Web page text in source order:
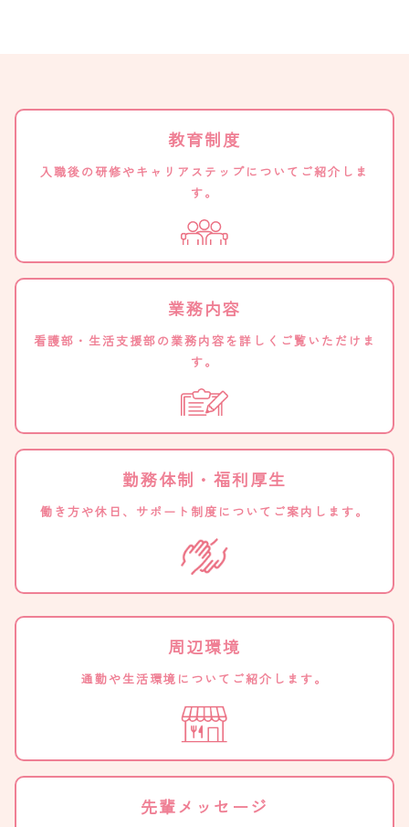
教育制度
入職後の研修やキャリアステップについてご紹介しま
す。
業務内容
看護部・生活支援部の業務内容を詳しくご覧いただけま
す。
勤務体制・福利厚生
働き方や休日、サポート制度についてご案内します。
周辺環境
通勤や生活環境についてご紹介します。
先輩メッセージ